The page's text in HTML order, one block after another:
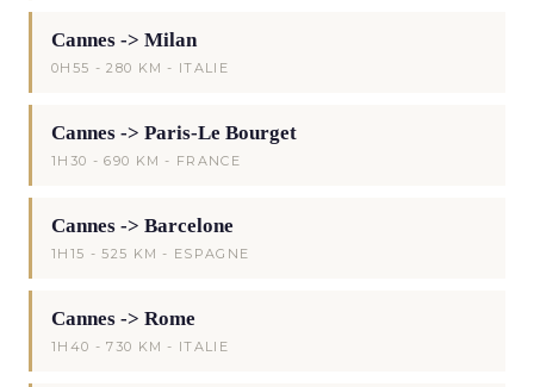
Cannes -> Milan
0H55 - 280 KM - ITALIE
Cannes -> Paris-Le Bourget
1H30 - 690 KM - FRANCE
Cannes -> Barcelone
1H15 - 525 KM - ESPAGNE
Cannes -> Rome
1H40 - 730 KM - ITALIE